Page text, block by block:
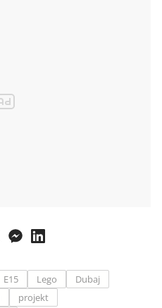
E15 Lego
Dubaj
projekt